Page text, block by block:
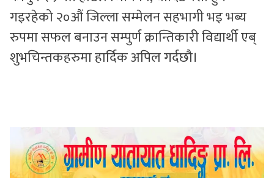
गइरहेको २०औं जिल्ला सम्मेलन सहभागी भइ भब्य
रुपमा सफल बनाउन सम्पुर्ण क्रान्तिकारी विद्यार्थी एब्
शुभचिन्तकहरुमा हार्दिक अपिल गर्दछौ।